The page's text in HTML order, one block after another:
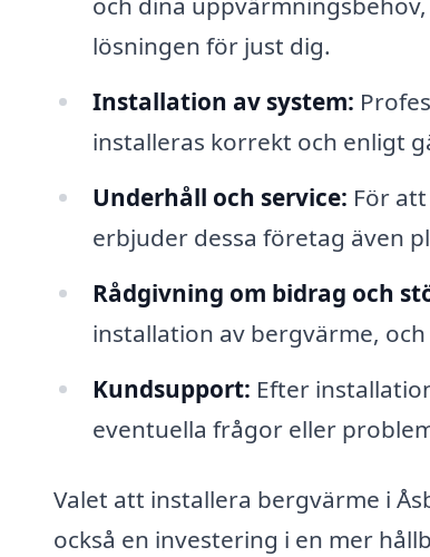
lösningen för just dig.
Installation av system:
installeras korrekt och enligt
Underhåll och service: För
erbjuder dessa företag även
Rådgivning om bidrag och
installation av bergvärme,
Kundsupport: Efter
eventuella frågor eller
Valet att installera bergvärme i
också en investering i en mer